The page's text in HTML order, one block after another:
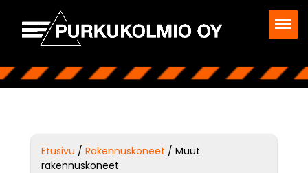
Etusivu / Rakennuskoneet / Muut
rakennuskoneet